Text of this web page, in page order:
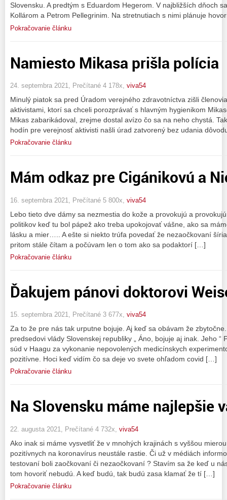
Slovensku. A predtým s Eduardom Hegerom. V najbližších dňoch
Kollárom a Petrom Pellegrinim. Na stretnutiach s nimi plánuje
Pokračovanie článku
Namiesto Mikasa prišla polícia
24. septembra 2021, Prečítané 4 178x, viva54
Minulý piatok sa pred Úradom verejného zdravotníctva zišli
aktivistami, ktorí sa chceli porozprávať s hlavným hygienikom
Mikas zabarikádoval, zrejme dostal avízo čo sa na neho chystá.
hodín pre verejnosť aktivisti našli úrad zatvorený bez udania
Pokračovanie článku
Mám odkaz pre Cigánikovú a
16. septembra 2021, Prečítané 5 800x, viva54
Lebo tieto dve dámy sa nezmestia do kože a provokujú a
politikov keď tu bol pápež ako treba upokojovať vášne, ako sa
lásku a mier….. A ešte si niekto trúfa povedať že nezaočkovaní
pritom stále čítam a počúvam len o tom ako sa podaktorí […]
Pokračovanie článku
Ďakujem pánovi doktorovi
15. septembra 2021, Prečítané 3 677x, viva54
Za to že pre nás tak urputne bojuje. Aj keď sa obávam že
predsedovi vlády Slovenskej republiky „ Áno, bojuje aj inak. Jeho “
súd v Haagu za vykonanie nepovolených medicínskych
pozitívne. Hoci keď vidím čo sa deje vo svete ohľadom covid […]
Pokračovanie článku
Na Slovensku máme najlepšie
22. augusta 2021, Prečítané 4 732x, viva54
Ako inak si máme vysvetliť že v mnohých krajinách s vyššou
pozitívnych na koronavírus neustále rastie. Či už v médiách
testovaní boli zaočkovaní či nezaočkovaní ? Stavím sa že keď u
tom hovoriť nebudú. A keď budú, tak budú zasa klamať že tí […]
Pokračovanie článku